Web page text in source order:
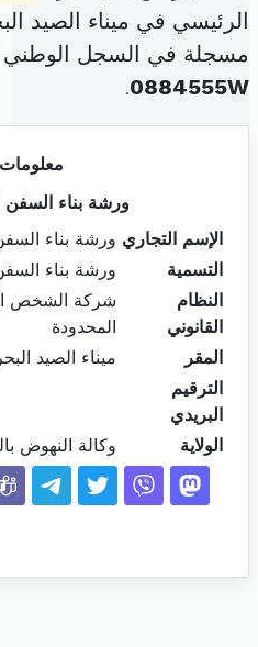
الرئيسي في ميناء الصيد
مسجلة في السجل
0884555W
.
ورشة بناء السفن
الإسم التجاري ورشة بناء
التسمية
ورشة بناء
النظام
القانوني
شركة الشخص
المحدودة
المقر
ميناء الصيد
الترقيم
البريدي
الولاية
وكالة النهوض